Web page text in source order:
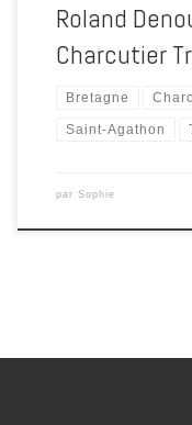
Roland
Charcutier
Bretagne
Saint-Agathon
par Sophie